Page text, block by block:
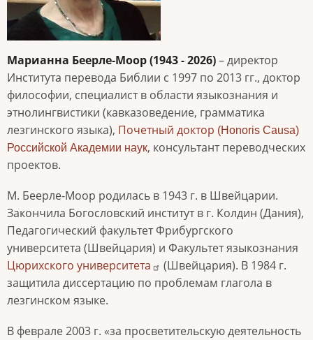
Марианна Беерле-Моор(1943 - 2026)– директор
Института перевода Библии с 1997 по 2013 гг., доктор
философии, специалист в области языкознания и
этнолингвистики (кавказоведение, грамматика
лезгинского языка), Почетный доктор (Honoris Causa)
Российской Академии наук, консультант переводческих
проектов.
М. Беерле-Моор родилась в 1943 г. в Швейцарии.
Закончила Богословский институт в г. Колдин (Дания),
Педагогический факультет Фрибургского
университета (Швейцария) и Факультет языкознания
Цюрихского университета
(Швейцария). В 1984 г.
защитила диссертацию по проблемам глагола в
лезгинском языке.
В феврале 2003 г. «за просветительскую деятельность